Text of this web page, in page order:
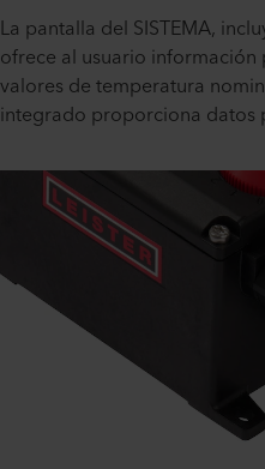
La pantalla del SISTEMA,
ofrece al usuario
valores de temperatura
integrado proporciona datos